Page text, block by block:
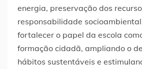
energia, preservação dos
responsabilidade
fortalecer o papel da escola
formação cidadã, ampliando o
hábitos sustentáveis e